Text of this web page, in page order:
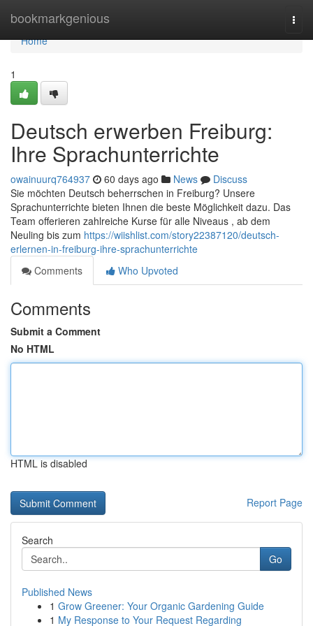
bookmarkgenious
Home
Home
1
Deutsch erwerben Freiburg:
Ihre Sprachunterrichte
owainuurq764937 60 days ago News
Discuss
Sie möchten Deutsch beherrschen in Freiburg? Unsere
Sprachunterrichte bieten Ihnen die beste Möglichkeit dazu. Das
Team offerieren zahlreiche Kurse für alle Niveaus , ab dem
Neuling bis zum https://wiishlist.com/story22387120/deutsch-
erlernen-in-freiburg-ihre-sprachunterrichte
Comments
Who Upvoted
Comments
Submit a Comment
No HTML
HTML is disabled
Report Page
Search
Go
Published News
1 Grow Greener: Your Organic Gardening Guide
1 My Response to Your Request Regarding